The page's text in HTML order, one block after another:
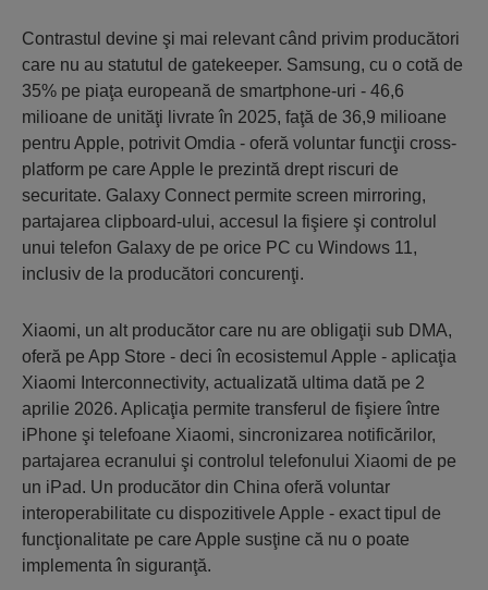
Contrastul devine şi mai relevant când privim producători
care nu au statutul de gatekeeper. Samsung, cu o cotă de
35% pe piaţa europeană de smartphone-uri - 46,6
milioane de unităţi livrate în 2025, faţă de 36,9 milioane
pentru Apple, potrivit Omdia - oferă voluntar funcţii cross-
platform pe care Apple le prezintă drept riscuri de
securitate. Galaxy Connect permite screen mirroring,
partajarea clipboard-ului, accesul la fişiere şi controlul
unui telefon Galaxy de pe orice PC cu Windows 11,
inclusiv de la producători concurenţi.
Xiaomi, un alt producător care nu are obligaţii sub DMA,
oferă pe App Store - deci în ecosistemul Apple - aplicaţia
Xiaomi Interconnectivity, actualizată ultima dată pe 2
aprilie 2026. Aplicaţia permite transferul de fişiere între
iPhone şi telefoane Xiaomi, sincronizarea notificărilor,
partajarea ecranului şi controlul telefonului Xiaomi de pe
un iPad. Un producător din China oferă voluntar
interoperabilitate cu dispozitivele Apple - exact tipul de
funcţionalitate pe care Apple susţine că nu o poate
implementa în siguranţă.